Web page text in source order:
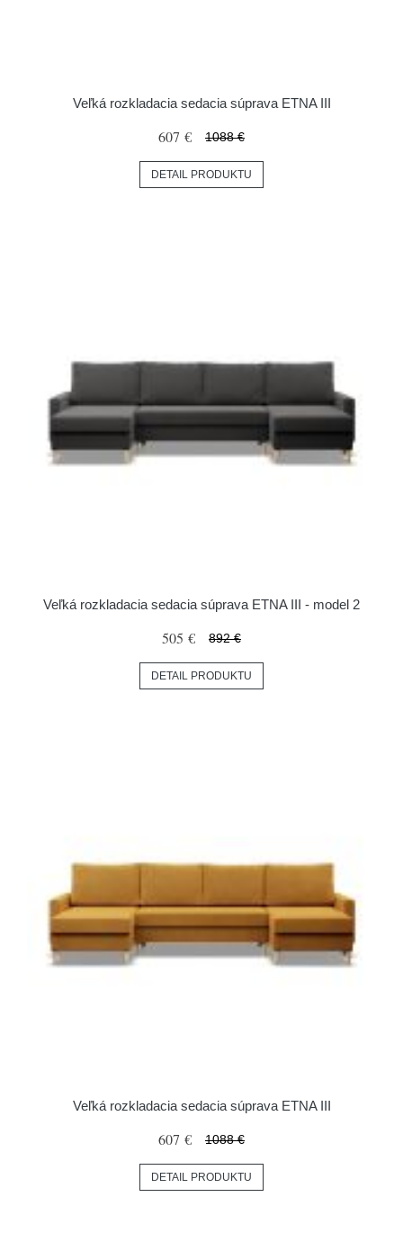
Veľká rozkladacia sedacia súprava ETNA III
607 € 1088 €
DETAIL PRODUKTU
Veľká rozkladacia sedacia súprava ETNA III - model 2
505 € 892 €
DETAIL PRODUKTU
Veľká rozkladacia sedacia súprava ETNA III
607 € 1088 €
DETAIL PRODUKTU